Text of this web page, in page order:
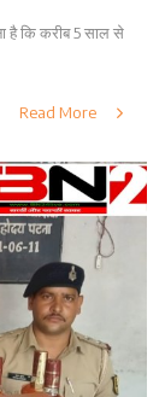
है कि करीब 5 साल से
Read More